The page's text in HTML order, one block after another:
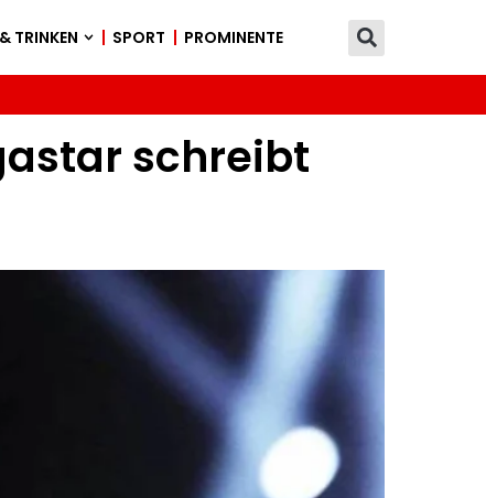
TRINKEN SPORT PROMINENTE
schreibt